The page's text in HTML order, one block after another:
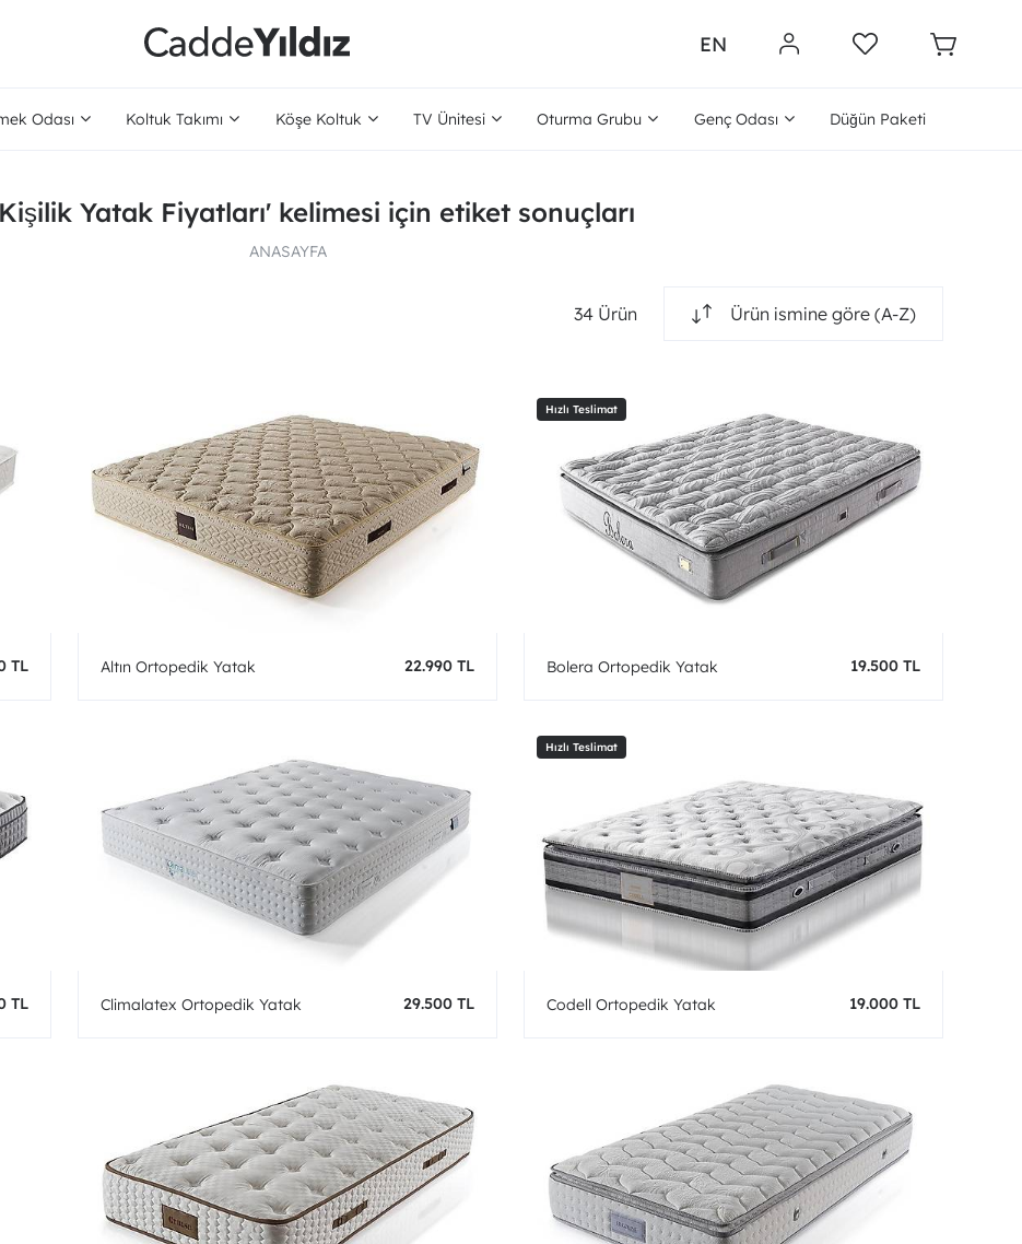
EN
Odası Koltuk Takımı Köşe Koltuk TV Ünitesi Oturma Grubu Genç Odası Düğün Paketi
Yatak Fiyatları' kelimesi için etiket sonuçları
ANASAYFA
34 Ürün Ürün ismine göre (A-Z)
TL Altın Ortopedik Yatak 22.990 TL Bolera Ortopedik Yatak 19.500 TL
TL Climalatex Ortopedik Yatak 29.500 TL Codell Ortopedik Yatak 19.000 TL